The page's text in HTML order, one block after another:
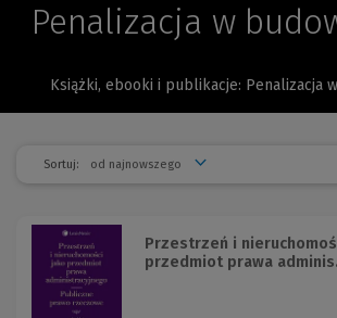
Penalizacja w
Książki, ebooki i publikacje: Penalizacja
Sortuj:
Przestrzeń i
przedmiot prawa